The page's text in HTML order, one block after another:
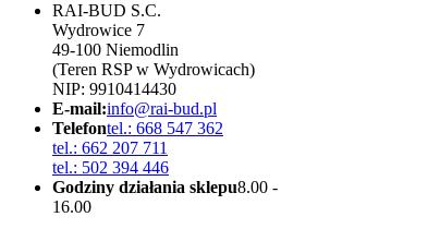
RAI-BUD S.C.
Wydrowice 7
49-100 Niemodlin
(Teren RSP w Wydrowicach)
NIP: 9910414430
E-mail:info@rai-bud.pl
Telefontel.: 668 547 362
tel.: 662 207 711
tel.: 502 394 446
Godziny działania sklepu8.00 -
16.00